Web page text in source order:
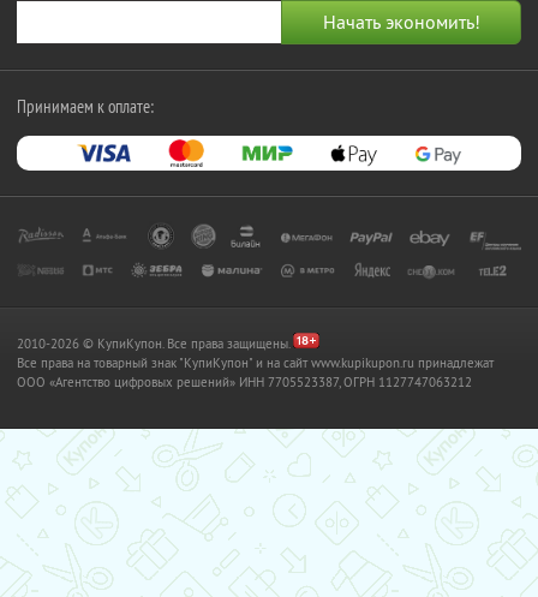
Принимаем к оплате:
2010-2026 © КупиКупон. Все права защищены.
Все права на товарный знак "КупиКупон" и на сайт www.kupikupon.ru принадлежат
OOO «Агентство цифровых решений» ИНН 7705523387, ОГРН 1127747063212